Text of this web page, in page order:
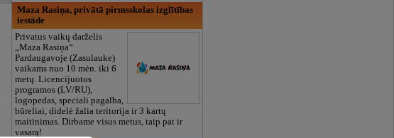
Maza Rasiņa, privātā pirmsskolas izglītības
iestāde
Privatus vaikų darželis
„Maza Rasiņa“
Pardaugavoje (Zasulauke)
vaikams nuo 10 mėn. iki 6
metų. Licencijuotos
programos (LV/RU),
logopedas, speciali pagalba,
būreliai, didelė žalia teritorija ir 3 kartų
maitinimas. Dirbame visus metus, taip pat ir
vasarą!